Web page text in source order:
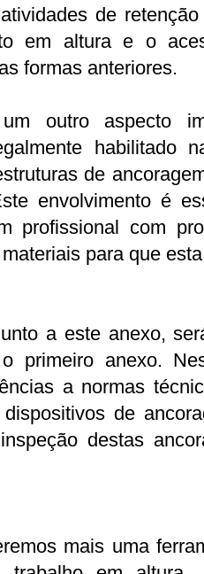
de
em altura e o
formas anteriores.
outro aspecto
habilitado
de
envolvimento é
profissional com
para que
a este anexo,
primeiro anexo.
a normas
de
destas
mais uma